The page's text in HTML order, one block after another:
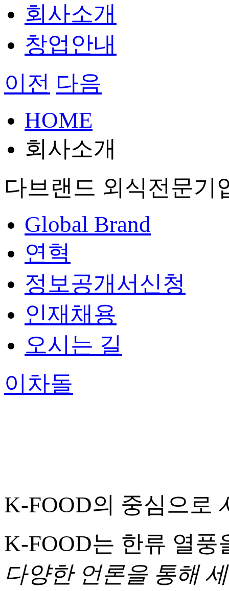
회사소개
창업안내
이전 다음
HOME
회사소개
다브랜드 외식전문기
Global Brand
연혁
정보공개서신청
인재채용
오시는 길
이차돌
K-FOOD의 중심으로
K-FOOD는 한류 열
다양한 언론을 통해